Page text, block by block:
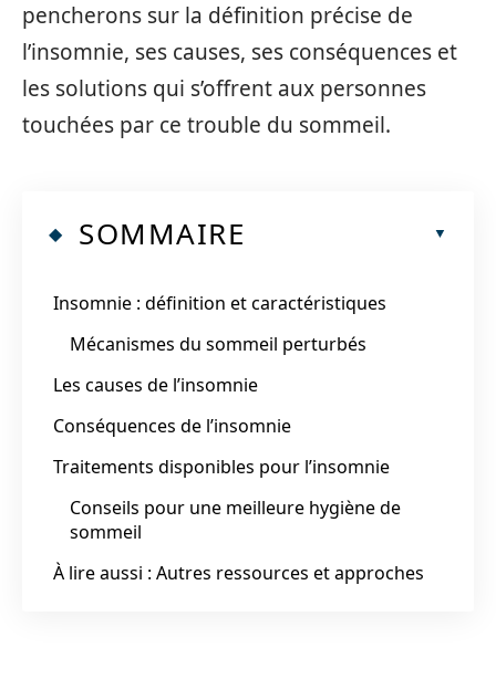
pencherons sur la définition précise de
l’insomnie, ses causes, ses conséquences et
les solutions qui s’offrent aux personnes
touchées par ce trouble du sommeil.
SOMMAIRE
Insomnie : définition et caractéristiques
Mécanismes du sommeil perturbés
Les causes de l’insomnie
Conséquences de l’insomnie
Traitements disponibles pour l’insomnie
Conseils pour une meilleure hygiène de
sommeil
À lire aussi : Autres ressources et approches